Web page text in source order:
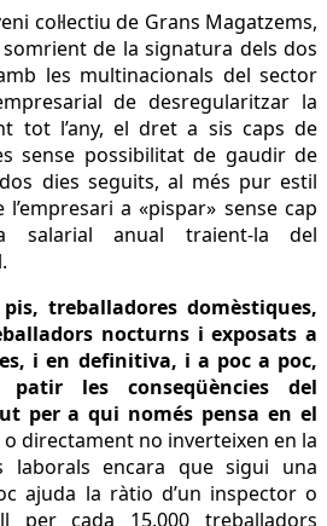
col·lectiu de Grans Magatzems,
de la signatura dels dos
les multinacionals del sector
de desregularitzar la
tot l’any, el dret a sis caps de
sense possibilitat de gaudir de
dies seguits, al més pur estil
a «pispar» sense cap
salarial anual traient-la del
treballadores domèstiques,
nocturns i exposats a
i en definitiva, i a poc a poc,
les conseqüències del
per a qui només pensa en el
o directament no inverteixen en la
laborals encara que sigui una
ajuda la ràtio d’un inspector o
per cada 15.000 treballadors